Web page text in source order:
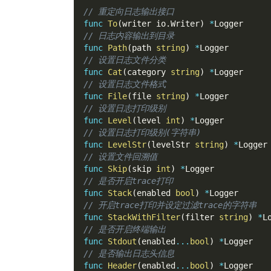
// 重定向日志输出接口
func To(writer io.Writer) *Logger
// 日志内容输出到目录
func Path(path string) *Logger
// 设置日志文件分类
func Cat (category string) *Logger
// 设置日志文件格式
func File(file string) *Logger
// 设置日志打印级别
func Level (level int) *Logger
// 设置日志打印级别(字符串)
func LevelStr(levelStr string) *Logger
// 设置文件回溯值
func Skip(skip int) *Logger
// 是否开启trace打印
func Stack(enabled bool ) *Logger
// 开启trace打印并设定过滤trace的字符串
func StackWithFilter(filter string) *
// 是否开启终端输出
func Stdout (enabled ... bool ) *Logger
// 是否输出日志头信息
func Header(enabled ... bool ) *Logger